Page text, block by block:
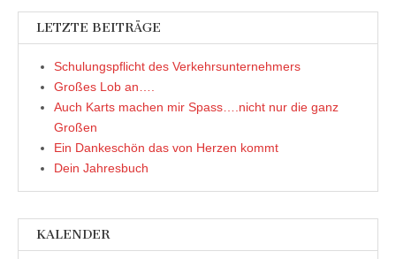
f
f
e
)
LETZTE BEITRÄGE
Schulungspflicht des Verkehrsunternehmers
Großes Lob an….
Auch Karts machen mir Spass….nicht nur die ganz
Großen
Ein Dankeschön das von Herzen kommt
Dein Jahresbuch
KALENDER